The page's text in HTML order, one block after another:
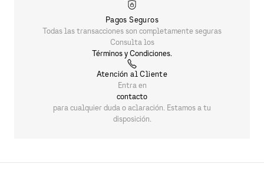
Pagos Seguros
Todas las transacciones son completamente seguras
Consulta los
Términos y Condiciones.
Atención al Cliente
Entra en
contacto
para cualquier duda o aclaración. Estamos a tu
disposición.